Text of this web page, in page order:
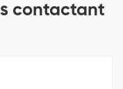
contactant